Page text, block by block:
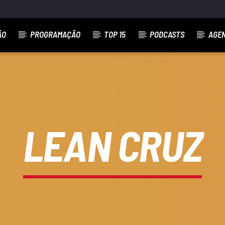
PROGRAMAÇÃO TOP 15 PODCASTS
LEAN CRUZ